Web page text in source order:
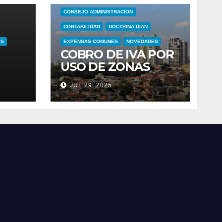
CONSEJO ADMINISTRACION
CONTABILIDAD DOCTRINA DIAN
EXPENSAS COMUNES NOVEDADES
COBRO DE IVA POR
USO DE ZONAS
COMUNES EN
CONJUNTOS
RESIDENCIALES
JUL 29, 2025